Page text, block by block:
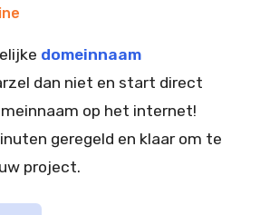
domeinnaam
dan niet en start direct
op het internet!
geregeld en klaar om te
project.